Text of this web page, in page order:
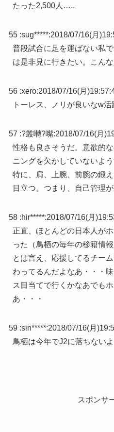
たった2,500人…..
55 :sug*****:2018/07/16(月
普段試合に足を運ばない私
は是非見に行きたい。こん
56 :xero:2018/07/16(月
トーレス、ノリが良いなw
57 :?叢囀?嘴:2018/07/16(月
性格も良さそうだ。意欲的
ニングを欠かしていないよ
特に、肩、上腕、前腕の鍛
目立つ。つまり、自己管理が
58 :hir*****:2018/07/16(月
正直、ほとんどの日本人が
った（鳥栖の毎年の移籍情
とは言え、応援してるチー
わってるんだよなあ・・・
ス目当てで行くかなあでも
あ・・・
59 :sin*****:2018/07/16(月
鳥栖は今年でJ2に落ちない
スポンサ